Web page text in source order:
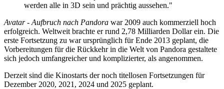
werden alle in 3D sein und prächtig aussehen."
Avatar - Aufbruch nach Pandora war 2009 auch kommerziell hoch
erfolgreich. Weltweit brachte er rund 2,78 Milliarden Dollar ein. Die
erste Fortsetzung zu war ursprünglich für Ende 2013 geplant, die
Vorbereitungen für die Rückkehr in die Welt von Pandora gestaltete
sich jedoch umfangreicher und komplizierter, als angenommen.
Derzeit sind die Kinostarts der noch titellosen Fortsetzungen für
Dezember 2020, 2021, 2024 und 2025 geplant.